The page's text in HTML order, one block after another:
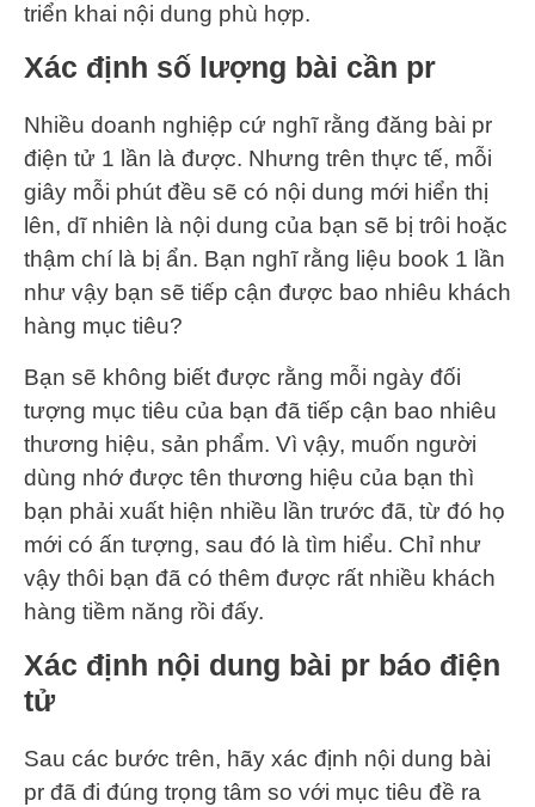
triển khai nội dung phù hợp.
Xác định số lượng bài cần pr
Nhiều doanh nghiệp cứ nghĩ rằng đăng bài pr
điện tử 1 lần là được. Nhưng trên thực tế, mỗi
giây mỗi phút đều sẽ có nội dung mới hiển thị
lên, dĩ nhiên là nội dung của bạn sẽ bị trôi hoặc
thậm chí là bị ẩn. Bạn nghĩ rằng liệu book 1 lần
như vậy bạn sẽ tiếp cận được bao nhiêu khách
hàng mục tiêu?
Bạn sẽ không biết được rằng mỗi ngày đối
tượng mục tiêu của bạn đã tiếp cận bao nhiêu
thương hiệu, sản phẩm. Vì vậy, muốn người
dùng nhớ được tên thương hiệu của bạn thì
bạn phải xuất hiện nhiều lần trước đã, từ đó họ
mới có ấn tượng, sau đó là tìm hiểu. Chỉ như
vậy thôi bạn đã có thêm được rất nhiều khách
hàng tiềm năng rồi đấy.
Xác định nội dung bài pr báo điện
tử
Sau các bước trên, hãy xác định nội dung bài
pr đã đi đúng trọng tâm so với mục tiêu đề ra